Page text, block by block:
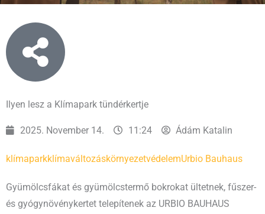
Ilyen lesz a Klímapark tündérkertje
2025. November 14. 11:24 Ádám Katalin
klímaparkklímaváltozáskörnyezetvédelemUrbio Bauhaus
Gyümölcsfákat és gyümölcstermő bokrokat ültetnek, fűszer-
és gyógynövénykertet telepítenek az URBIO BAUHAUS